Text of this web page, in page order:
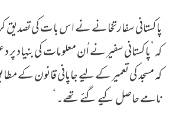
پاکستانی سفارتخانے نے اس بات کی
کہ ’پاکستانی سفیر نے اُن معلومات کی بنیاد پر
کہ مسجد کی تعمیر کے لیے جاپانی قانون کے
نامے حاصل کیے گئے تھے۔‘